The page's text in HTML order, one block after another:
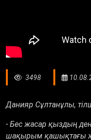
3498
Данияр Сұлтанұлы,
- Бес жасар қыздың
шақырым қашықтағы